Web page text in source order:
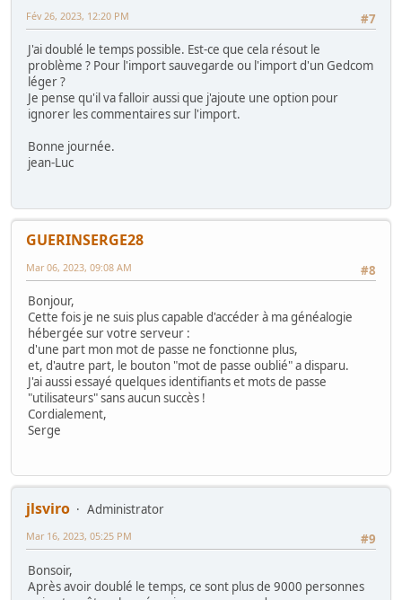
#7
Fév 26, 2023, 12:20 PM
J'ai doublé le temps possible. Est-ce que cela résout le
problème ? Pour l'import sauvegarde ou l'import d'un Gedcom
léger ?
Je pense qu'il va falloir aussi que j'ajoute une option pour
ignorer les commentaires sur l'import.
Bonne journée.
jean-Luc
GUERINSERGE28
#8
Mar 06, 2023, 09:08 AM
Bonjour,
Cette fois je ne suis plus capable d'accéder à ma généalogie
hébergée sur votre serveur :
d'une part mon mot de passe ne fonctionne plus,
et, d'autre part, le bouton "mot de passe oublié" a disparu.
J'ai aussi essayé quelques identifiants et mots de passe
"utilisateurs" sans aucun succès !
Cordialement,
Serge
jlsviro
Administrator
#9
Mar 16, 2023, 05:25 PM
Bonsoir,
Après avoir doublé le temps, ce sont plus de 9000 personnes